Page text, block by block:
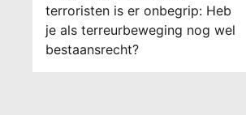
terroristen is er onbegrip: Heb
je als terreurbeweging nog wel
bestaansrecht?